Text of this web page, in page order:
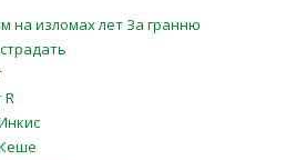
на изломах лет За гранню
R